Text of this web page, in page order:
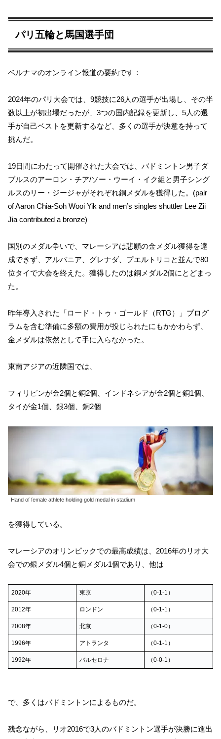
パリ五輪と馬国選手団
ベルナマのオンライン報道の要約です：
2024年のパリ大会では、9競技に26人の選手が出場し、その半
数以上が初出場だったが、3つの国内記録を更新し、5人の選
手が自己ベストを更新するなど、多くの選手が決意を持って
挑んだ。
19日間にわたって開催された大会では、バドミントン男子ダ
ブルスのアーロン・チア/ソー・ウーイ・イク組と男子シング
ルスのリー・ジージャがそれぞれ銅メダルを獲得した。(pair
of Aaron Chia-Soh Wooi Yik and men’s singles shuttler Lee Zii
Jia contributed a bronze)
国別のメダル争いで、マレーシアは悲願の金メダル獲得を達
成できず、アルバニア、グレナダ、プエルトリコと並んで80
位タイで大会を終えた。獲得したのは銅メダル2個にとどまっ
た。
昨年導入された「ロード・トゥ・ゴールド（RTG）」プログ
ラムを含む準備に多額の費用が投じられたにもかかわらず、
金メダルは依然として手に入らなかった。
東南アジアの近隣国では、
フィリピンが金2個と銅2個、インドネシアが金2個と銅1個、
タイが金1個、銀3個、銅2個
Hand of female athlete holding gold medal in stadium
を獲得している。
マレーシアのオリンピックでの最高成績は、2016年のリオ大
会での銀メダル4個と銅メダル1個であり、他は
2020年 東京 （0-1-1）
2012年 ロンドン （0-1-1）
2008年 北京 （0-1-0）
1996年 アトランタ （0-1-1）
1992年 バルセロナ （0-0-1）
で、多くはバドミントンによるものだ。
残念ながら、リオ2016で3人のバドミントン選手が決勝に進出